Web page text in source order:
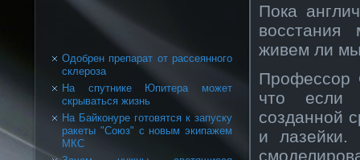
Одобрен препарат от рассеянного
склероза
На спутнике Юпитера может
скрываться жизнь
На Байконуре готовятся к запуску
ракеты "Союз" с новым экипажем
МКС
Пока
живем ли
Профессор
что если
созданной
и